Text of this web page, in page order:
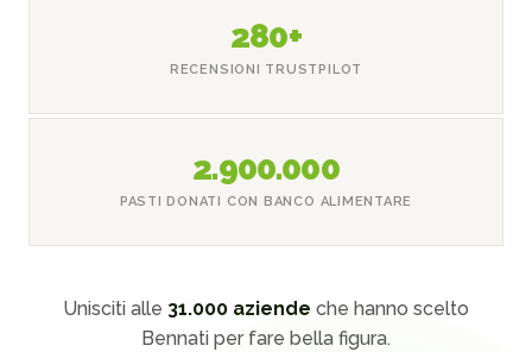
280+
RECENSIONI TRUSTPILOT
2.900.000
PASTI DONATI CON BANCO ALIMENTARE
Unisciti alle 31.000 aziende che hanno scelto
Bennati per fare bella figura.